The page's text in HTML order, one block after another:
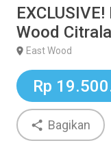
Wood
East Wood
Rp
Bagikan